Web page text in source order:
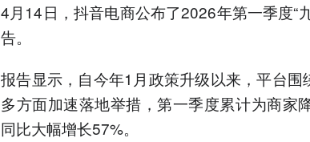
4月14日，抖音电商公布了2026年第一季度“
告。
报告显示，自今年1月政策升级以来，平台
多方面加速落地举措，第一季度累计为商家
同比大幅增长57%。